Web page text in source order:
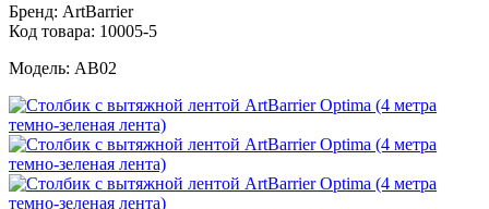
Бренд: ArtBarrier
Код товара: 10005-5
Модель: AB02